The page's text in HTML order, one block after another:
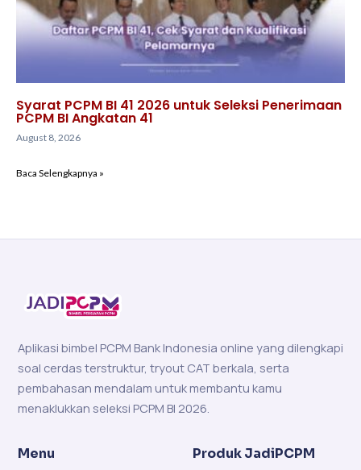
Syarat PCPM BI 41 2026 untuk Seleksi Penerimaan
PCPM BI Angkatan 41
August 8, 2026
Baca Selengkapnya »
Aplikasi bimbel PCPM Bank Indonesia online yang dilengkapi
soal cerdas terstruktur, tryout CAT berkala, serta
pembahasan mendalam untuk membantu kamu
menaklukkan seleksi PCPM BI 2026.
Menu Produk JadiPCPM